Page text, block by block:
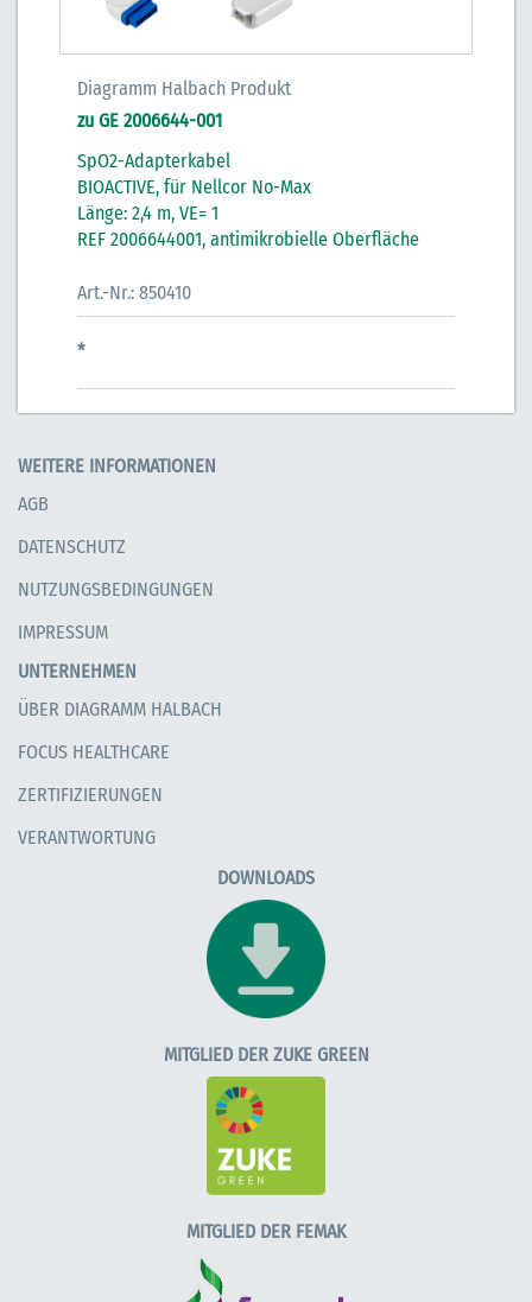
Diagramm Halbach Produkt
zu GE 2006644-001
SpO2-Adapterkabel
BIOACTIVE, für Nellcor No-Max
Länge: 2,4 m, VE= 1
REF 2006644001, antimikrobielle Oberfläche
Art.-Nr.: 850410
*
WEITERE INFORMATIONEN
AGB
DATENSCHUTZ
NUTZUNGSBEDINGUNGEN
IMPRESSUM
UNTERNEHMEN
ÜBER DIAGRAMM HALBACH
FOCUS HEALTHCARE
ZERTIFIZIERUNGEN
VERANTWORTUNG
DOWNLOADS
MITGLIED DER ZUKE GREEN
MITGLIED DER FEMAK